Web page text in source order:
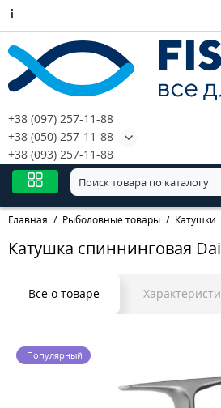
+38 (097) 257-11-88
+38 (050) 257-11-88
+38 (093) 257-11-88
Главная Рыболовные товары Катушки
Катушкa спиннинговая
Все о товаре
Популярный